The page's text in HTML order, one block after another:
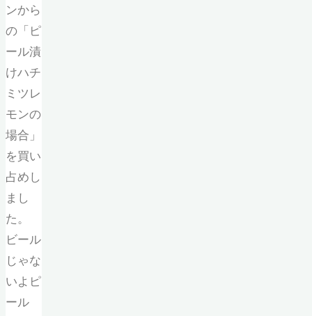
ンから
の「ピ
ール漬
けハチ
ミツレ
モンの
場合」
を買い
占めし
まし
た。
ビール
じゃな
いよピ
ール